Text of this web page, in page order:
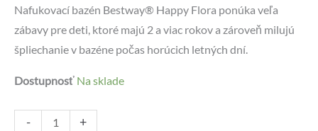
recenzie
cena
bola:
43,05 €.
cena
je:
Nafukovací bazén Bestway® Happy Flora ponúka veľa
zábavy pre deti, ktoré majú 2 a viac rokov a zároveň milujú
špliechanie v bazéne počas horúcich letných dní.
Dostupnosť Na sklade
-
množstvo
+